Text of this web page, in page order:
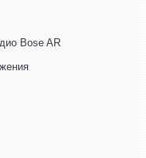
Bose AR